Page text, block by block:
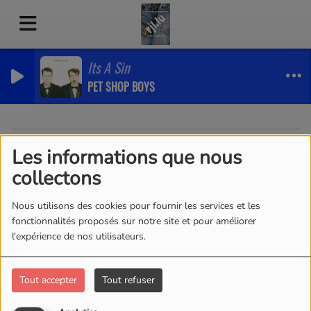
Les informations que nous
collectons
Nous utilisons des cookies pour fournir les services et les
fonctionnalités proposés sur notre site et pour améliorer
l'expérience de nos utilisateurs.
Tout accepter Tout refuser
Its A Sin
PET SHOP BOYS